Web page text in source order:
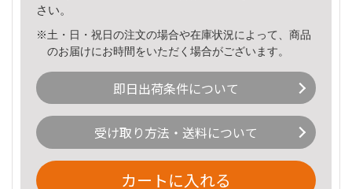
さい。
※土・日・祝日の注文の場合や在庫状況によって、商品
のお届けにお時間をいただく場合がございます。
即日出荷条件について
受け取り方法・送料について
カートに入れる